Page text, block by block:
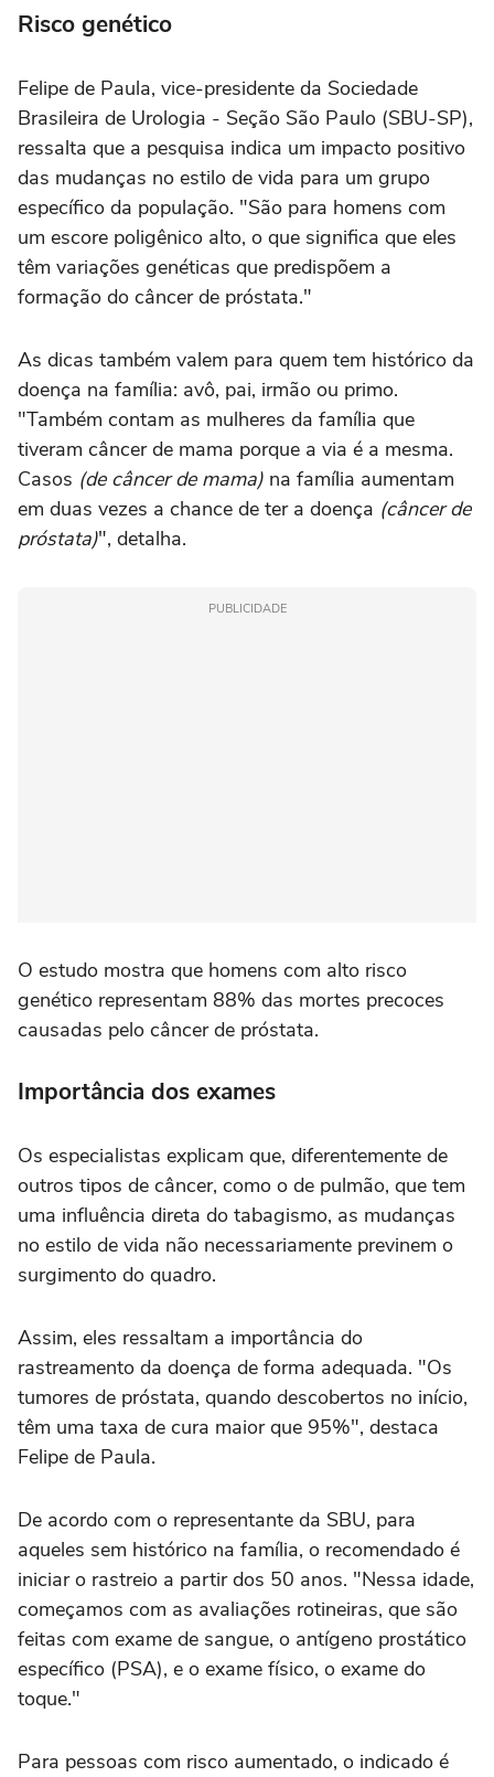
Risco genético
Felipe de Paula, vice-presidente da Sociedade
Brasileira de Urologia - Seção São Paulo (SBU-SP),
ressalta que a pesquisa indica um impacto positivo
das mudanças no estilo de vida para um grupo
específico da população. "São para homens com
um escore poligênico alto, o que significa que eles
têm variações genéticas que predispõem a
formação do câncer de próstata."
As dicas também valem para quem tem histórico da
doença na família: avô, pai, irmão ou primo.
"Também contam as mulheres da família que
tiveram câncer de mama porque a via é a mesma.
Casos (de câncer de mama) na família aumentam
em duas vezes a chance de ter a doença (câncer de
próstata)", detalha.
PUBLICIDADE
O estudo mostra que homens com alto risco
genético representam 88% das mortes precoces
causadas pelo câncer de próstata.
Importância dos exames
Os especialistas explicam que, diferentemente de
outros tipos de câncer, como o de pulmão, que tem
uma influência direta do tabagismo, as mudanças
no estilo de vida não necessariamente previnem o
surgimento do quadro.
Assim, eles ressaltam a importância do
rastreamento da doença de forma adequada. "Os
tumores de próstata, quando descobertos no início,
têm uma taxa de cura maior que 95%", destaca
Felipe de Paula.
De acordo com o representante da SBU, para
aqueles sem histórico na família, o recomendado é
iniciar o rastreio a partir dos 50 anos. "Nessa idade,
começamos com as avaliações rotineiras, que são
feitas com exame de sangue, o antígeno prostático
específico (PSA), e o exame físico, o exame do
toque."
Para pessoas com risco aumentado, o indicado é